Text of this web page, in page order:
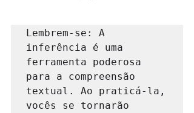
Lembrem-se: A
inferência é uma
ferramenta poderosa
para a compreensão
textual. Ao praticá-la,
vocês se tornarão